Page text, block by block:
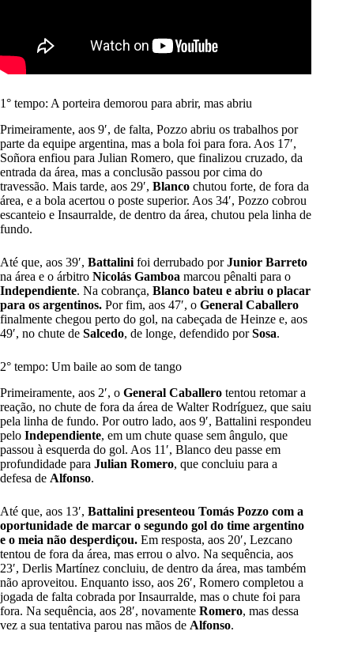
1° tempo: A porteira demorou para abrir, mas abriu
Primeiramente, aos 9′, de falta, Pozzo abriu os trabalhos por
parte da equipe argentina, mas a bola foi para fora. Aos 17′,
Soñora enfiou para Julian Romero, que finalizou cruzado, da
entrada da área, mas a conclusão passou por cima do
travessão. Mais tarde, aos 29′, Blanco chutou forte, de fora da
área, e a bola acertou o poste superior. Aos 34′, Pozzo cobrou
escanteio e Insaurralde, de dentro da área, chutou pela linha de
fundo.
Até que, aos 39′, Battalini foi derrubado porJunior Barreto
na área e o árbitro Nicolás Gamboa marcou pênalti para o
Independiente. Na cobrança, Blanco bateu e abriu o placar
para os argentinos. Por fim, aos 47′, o General Caballero
finalmente chegou perto do gol, na cabeçada de Heinze e, aos
49′, no chute de Salcedo, de longe, defendido porSosa.
2° tempo: Um baile ao som de tango
Primeiramente, aos 2′, o General Caballero tentou retomar a
reação, no chute de fora da área de Walter Rodríguez, que saiu
pela linha de fundo. Por outro lado, aos 9′, Battalini respondeu
pelo Independiente, em um chute quase sem ângulo, que
passou à esquerda do gol. Aos 11′, Blanco deu passe em
profundidade para Julian Romero, que concluiu para a
defesa de Alfonso.
Até que, aos 13′, Battalini presenteou Tomás Pozzo com a
oportunidade de marcar o segundo gol do time argentino
e o meia não desperdiçou. Em resposta, aos 20′, Lezcano
tentou de fora da área, mas errou o alvo. Na sequência, aos
23′, Derlis Martínez concluiu, de dentro da área, mas também
não aproveitou. Enquanto isso, aos 26′, Romero completou a
jogada de falta cobrada por Insaurralde, mas o chute foi para
fora. Na sequência, aos 28′, novamente Romero, mas dessa
vez a sua tentativa parou nas mãos de Alfonso.